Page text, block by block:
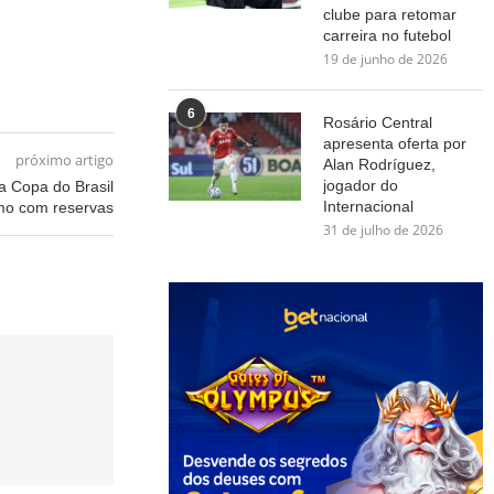
próximo artigo
Copa do Brasil
com reservas
clube para retomar
carreira no futebol
19 de junho de 2026
6
Rosário Central
apresenta oferta por
Alan Rodríguez,
jogador do
Internacional
31 de julho de 2026